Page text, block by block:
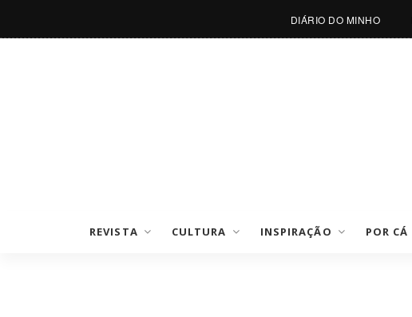
DIÁRIO DO MINHO
REVISTA CULTURA INSPIRAÇÃO POR CÁ